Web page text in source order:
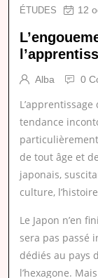
ÉTUDES 12
Alba 0
tendance
de tout âge et
japonais,
culture,
Le Japon n’en
sera pas passé
dédiés au pays
l’hexagone.